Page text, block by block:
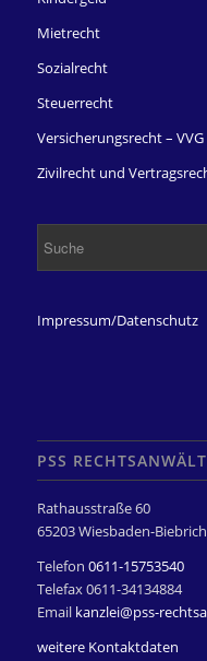
Mietrecht
Sozialrecht
Steuerrecht
Versicherungsrecht – VVG
Zivilrecht und
Impressum/Datenschutz
PSS
Rathausstraße 60
65203 Wiesbaden-Biebrich
Telefon 0611-15753540
Telefax 0611-34134884
Email kanzlei@pss-
weitere Kontaktdaten